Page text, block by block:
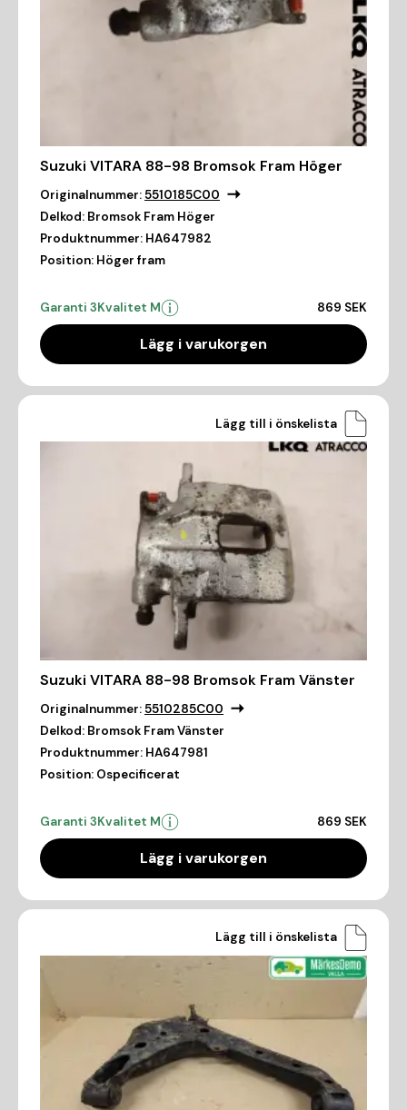
Suzuki VITARA 88-98 Bromsok Fram Höger
Originalnummer:5510185C00
Delkod: Bromsok Fram Höger
Produktnummer: HA647982
Position: Höger fram
Garanti 3Kvalitet M 869 SEK
Lägg i varukorgen
Lägg till i önskelista
Suzuki VITARA 88-98 Bromsok Fram Vänster
Originalnummer:5510285C00
Delkod: Bromsok Fram Vänster
Produktnummer: HA647981
Position: Ospecificerat
Garanti 3Kvalitet M 869 SEK
Lägg i varukorgen
Lägg till i önskelista